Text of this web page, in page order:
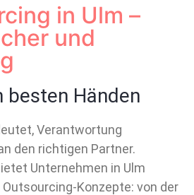
in Ulm –
und
besten Händen
Verantwortung
den richtigen Partner.
Unternehmen in Ulm
Konzepte: von der